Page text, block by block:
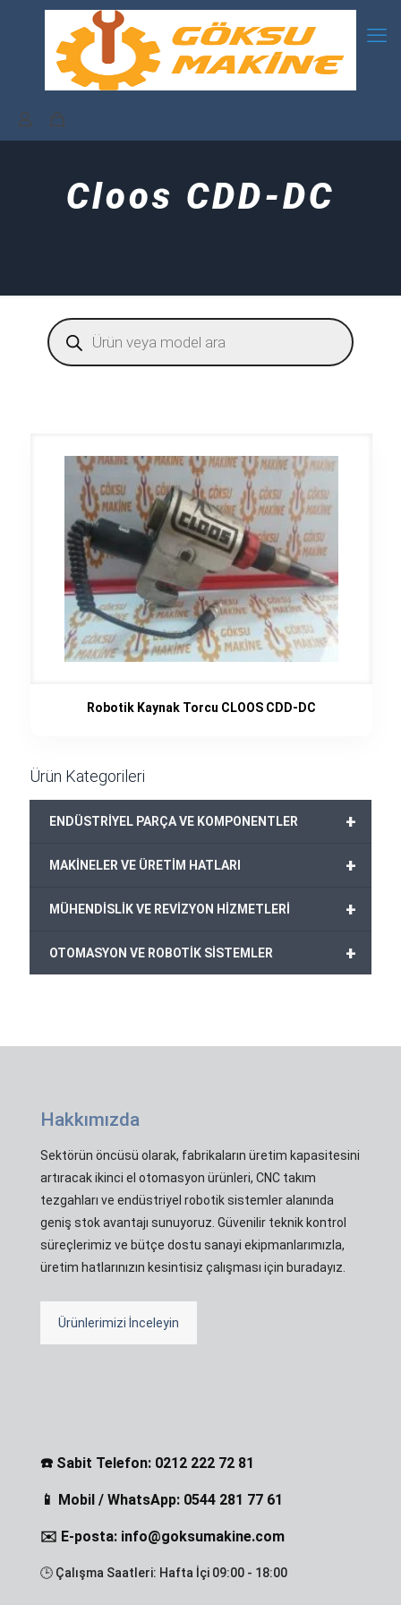
Cloos CDD-DC
Products
search
Robotik Kaynak Torcu CLOOS CDD-DC
Ürün Kategorileri
+
ENDÜSTRİYEL PARÇA VE KOMPONENTLER
+
MAKİNELER VE ÜRETİM HATLARI
+
MÜHENDİSLİK VE REVİZYON HİZMETLERİ
+
OTOMASYON VE ROBOTİK SİSTEMLER
Hakkımızda
Sektörün öncüsü olarak, fabrikaların üretim kapasitesini
artıracak ikinci el otomasyon ürünleri, CNC takım
tezgahları ve endüstriyel robotik sistemler alanında
geniş stok avantajı sunuyoruz. Güvenilir teknik kontrol
süreçlerimiz ve bütçe dostu sanayi ekipmanlarımızla,
üretim hatlarınızın kesintisiz çalışması için buradayız.
Ürünlerimizi İnceleyin
☎️ Sabit Telefon: 0212 222 72 81
📱 Mobil / WhatsApp: 0544 281 77 61
✉️ E-posta: info@goksumakine.com
🕒 Çalışma Saatleri: Hafta İçi 09:00 - 18:00